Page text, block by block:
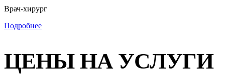
Врач-хирург
Подробнее
ЦЕНЫ НА УСЛУГИ